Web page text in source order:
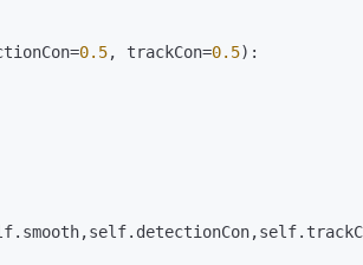
0.5, trackCon=0.5):
smooth,self. detectionCon,self.